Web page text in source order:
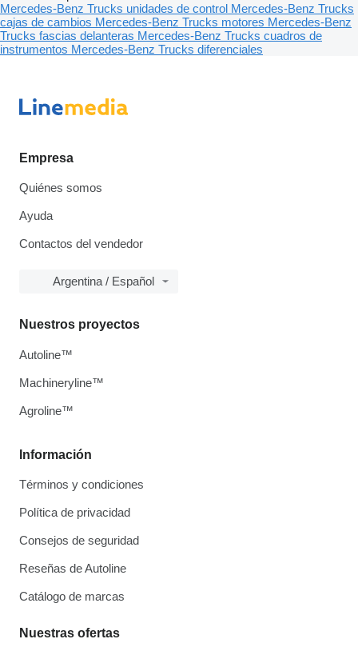
Mercedes-Benz Trucks unidades de control Mercedes-Benz Trucks
cajas de cambios Mercedes-Benz Trucks motores Mercedes-Benz
Trucks fascias delanteras Mercedes-Benz Trucks cuadros de
instrumentos Mercedes-Benz Trucks diferenciales
Empresa
Quiénes somos
Ayuda
Contactos del vendedor
Argentina / Español
Información
Términos y condiciones
Política de privacidad
Consejos de seguridad
Reseñas de Autoline
Catálogo de marcas
Nuestras ofertas
Nuestros proyectos
Autoline™
Machineryline™
Agroline™